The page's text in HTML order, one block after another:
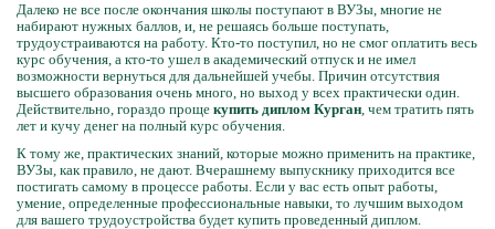
Далеко не все после окончания школы поступают в ВУЗы, многие не
набирают нужных баллов, и, не решаясь больше поступать,
трудоустраиваются на работу. Кто-то поступил, но не смог оплатить весь
курс обучения, а кто-то ушел в академический отпуск и не имел
возможности вернуться для дальнейшей учебы. Причин отсутствия
высшего образования очень много, но выход у всех практически один.
Действительно, гораздо проще купить диплом Курган, чем тратить пять
лет и кучу денег на полный курс обучения.
К тому же, практических знаний, которые можно применить на практике,
ВУЗы, как правило, не дают. Вчерашнему выпускнику приходится все
постигать самому в процессе работы. Если у вас есть опыт работы,
умение, определенные профессиональные навыки, то лучшим выходом
для вашего трудоустройства будет купить проведенный диплом.